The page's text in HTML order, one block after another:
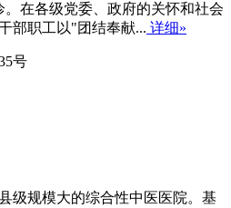
。在各级党委、政府的关怀和社会
部职工以"团结奉献... 详细»
号
级规模大的综合性中医医院。基